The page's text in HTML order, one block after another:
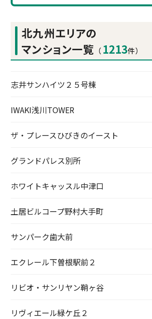
北九州エリアの
マンション一覧 （ 1213件）
志井サンハイツ２５号棟
IWAKI浅川TOWER
ザ・プレースひびきのイースト
グランドパレス別所
ホワイトキャッスル中津口
土居ビルコープ野村大手町
サンパーク歯大前
エクレール下曽根駅前２
リビオ・サンリヤン鞘ヶ谷
リヴィエール緑ケ丘２